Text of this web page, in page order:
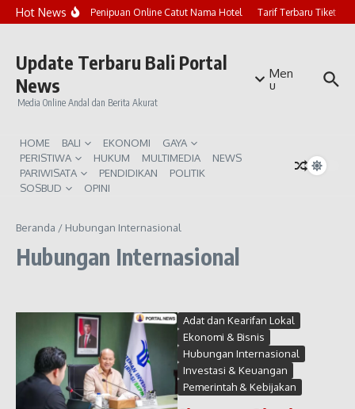
Lewati ke konten
Hot NewsMarak Penipuan Online Catut Nama Hotel Tarif Terbaru Tiket
Update Terbaru Bali Portal
News
Media Online Andal dan Berita Akurat
Men
u
HOME BALI EKONOMI
GAYA
PERISTIWA
HUKUM MULTIMEDIA
NEWS
PARIWISATA
PENDIDIKAN
POLITIK
SOSBUD
OPINI
Beranda / Hubungan Internasional
Hubungan Internasional
Adat dan Kearifan Lokal
Ekonomi & Bisnis
Hubungan Internasional
Investasi & Keuangan
Pemerintah & Kebijakan